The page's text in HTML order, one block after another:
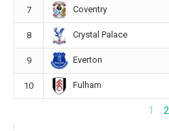
7 Coventry
8 Crystal Palace
9 Everton
10 Fulham
1 2